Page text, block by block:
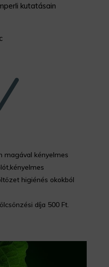
kutatásain
magával kényelmes
higiénés okokból
díja 500 Ft.